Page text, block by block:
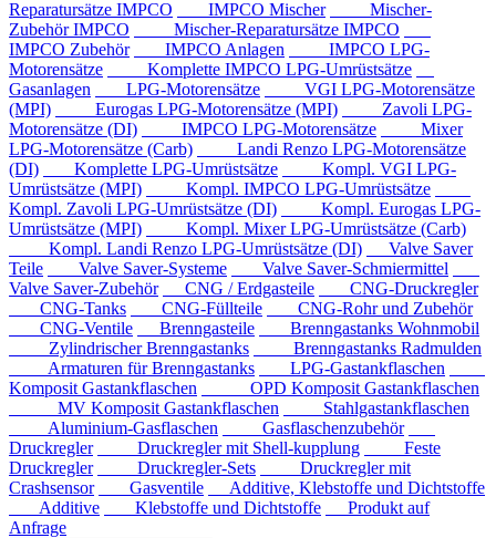
Reparatursätze IMPCO
IMPCO Mischer
Mischer-
Zubehör IMPCO
Mischer-Reparatursätze IMPCO
IMPCO Zubehör
IMPCO Anlagen
IMPCO LPG-
Motorensätze
Komplette IMPCO LPG-Umrüstsätze
Gasanlagen
LPG-Motorensätze
VGI LPG-Motorensätze
(MPI)
Eurogas LPG-Motorensätze (MPI)
Zavoli LPG-
Motorensätze (DI)
IMPCO LPG-Motorensätze
Mixer
LPG-Motorensätze (Carb)
Landi Renzo LPG-Motorensätze
(DI)
Komplette LPG-Umrüstsätze
Kompl. VGI LPG-
Umrüstsätze (MPI)
Kompl. IMPCO LPG-Umrüstsätze
Kompl. Zavoli LPG-Umrüstsätze (DI)
Kompl. Eurogas LPG-
Umrüstsätze (MPI)
Kompl. Mixer LPG-Umrüstsätze (Carb)
Kompl. Landi Renzo LPG-Umrüstsätze (DI)
Valve Saver
Teile
Valve Saver-Systeme
Valve Saver-Schmiermittel
Valve Saver-Zubehör
CNG / Erdgasteile
CNG-Druckregler
CNG-Tanks
CNG-Füllteile
CNG-Rohr und Zubehör
CNG-Ventile
Brenngasteile
Brenngastanks Wohnmobil
Zylindrischer Brenngastanks
Brenngastanks Radmulden
Armaturen für Brenngastanks
LPG-Gastankflaschen
Komposit Gastankflaschen
OPD Komposit Gastankflaschen
MV Komposit Gastankflaschen
Stahlgastankflaschen
Aluminium-Gasflaschen
Gasflaschenzubehör
Druckregler
Druckregler mit Shell-kupplung
Feste
Druckregler
Druckregler-Sets
Druckregler mit
Crashsensor
Gasventile
Additive, Klebstoffe und Dichtstoffe
Additive
Klebstoffe und Dichtstoffe
Produkt auf
Anfrage